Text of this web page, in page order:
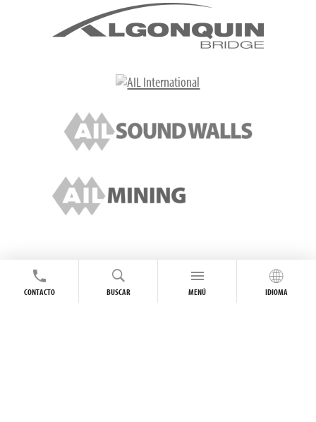
CONTACTO BUSCAR MENÚ IDIOMA
SÍGUENOS EN LÍNEA